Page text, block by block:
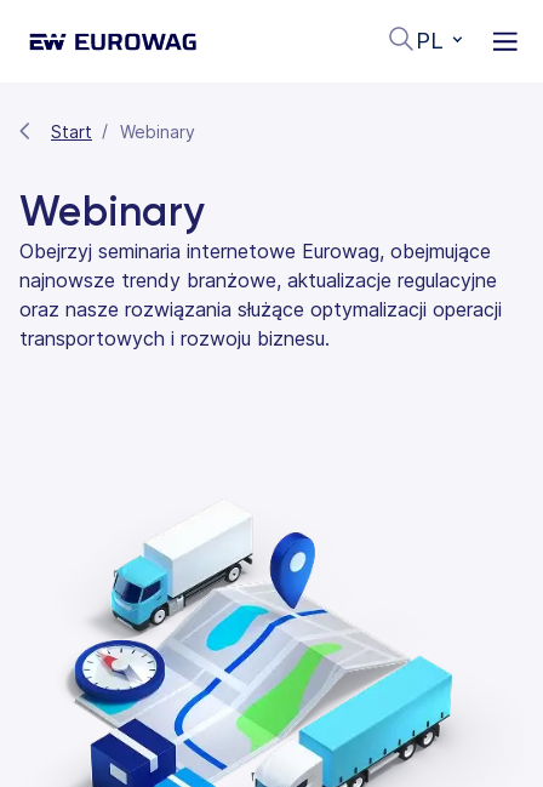
PL
Start Webinary
Webinary
Obejrzyj seminaria internetowe Eurowag, obejmujące
najnowsze trendy branżowe, aktualizacje regulacyjne
oraz nasze rozwiązania służące optymalizacji operacji
transportowych i rozwoju biznesu.